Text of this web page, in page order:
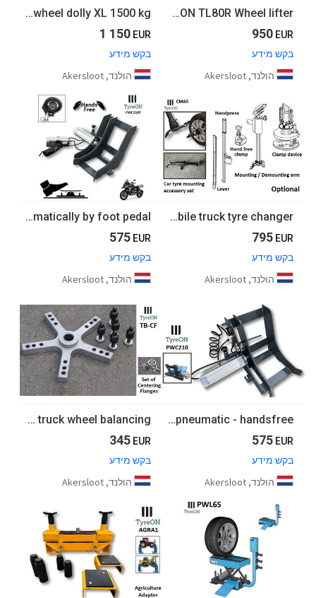
TyreON TL80R Wheel lifter
950 EUR
בקש מידע
הולנד, Akersloot
TL1500H XL Heavy duty agricluture wheel dolly XL 1500 kg
1 150 EUR
בקש מידע
הולנד, Akersloot
CMA5 car tyre mounting arm - T650M2(W) mobile truck tyre changer
795 EUR
בקש מידע
הולנד, Akersloot
PWC210P pneumatic motorcycle wheel clamp - hands-free - the wheel clamp closes and opens automatically by foot pedal
575 EUR
בקש מידע
הולנד, Akersloot
PWC210 automatic motorcycle front wheel clamp - pneumatic - handsfree
575 EUR
בקש מידע
הולנד, Akersloot
TB-CF 3 centring flanges for truck wheel balancing
345 EUR
בקש מידע
הולנד, Akersloot